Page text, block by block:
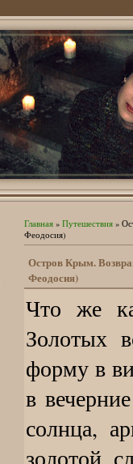
Главная» Путешествия»
Феодосия)
Остров Крым.
Феодосия)
Что же
Золотых
форму в
в
солнца,
золотой